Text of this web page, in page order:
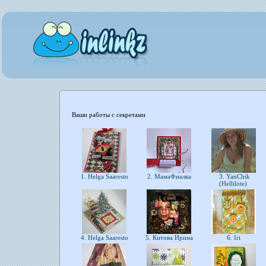
Ваши работы с секретами
1. Helga Saaresto 2. МамаФиалка
3. YanChik
(Hellilote)
4. Helga Saaresto 5. Китова Ирина 6. Iri